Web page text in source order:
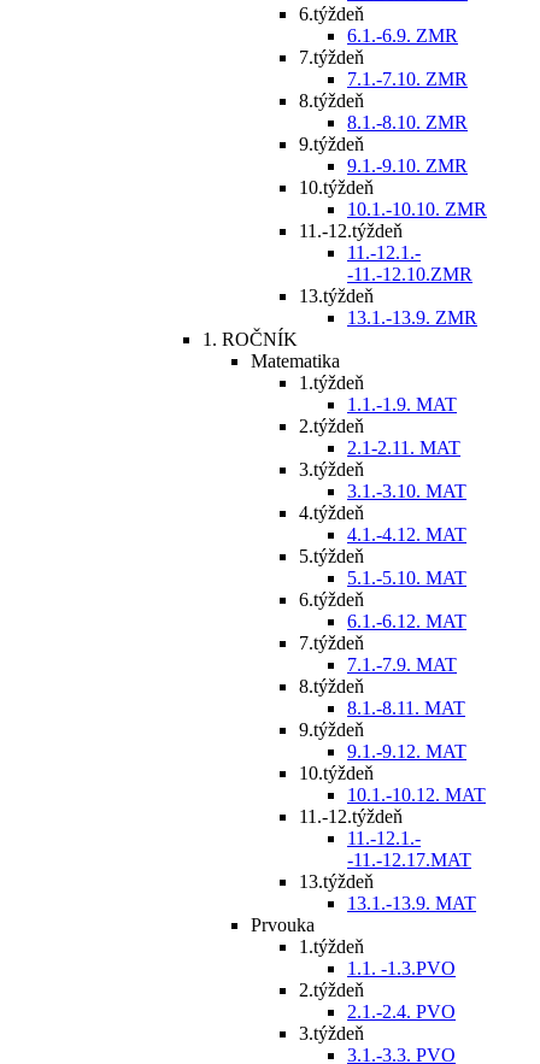
6.týždeň
6.1.-6.9. ZMR
7.týždeň
7.1.-7.10. ZMR
8.týždeň
8.1.-8.10. ZMR
9.týždeň
9.1.-9.10. ZMR
10.týždeň
10.1.-10.10. ZMR
11.-12.týždeň
11.-12.1.-
-11.-12.10.ZMR
13.týždeň
13.1.-13.9. ZMR
1. ROČNÍK
Matematika
1.týždeň
1.1.-1.9. MAT
2.týždeň
2.1-2.11. MAT
3.týždeň
3.1.-3.10. MAT
4.týždeň
4.1.-4.12. MAT
5.týždeň
5.1.-5.10. MAT
6.týždeň
6.1.-6.12. MAT
7.týždeň
7.1.-7.9. MAT
8.týždeň
8.1.-8.11. MAT
9.týždeň
9.1.-9.12. MAT
10.týždeň
10.1.-10.12. MAT
11.-12.týždeň
11.-12.1.-
-11.-12.17.MAT
13.týždeň
13.1.-13.9. MAT
Prvouka
1.týždeň
1.1. -1.3.PVO
2.týždeň
2.1.-2.4. PVO
3.týždeň
3.1.-3.3. PVO